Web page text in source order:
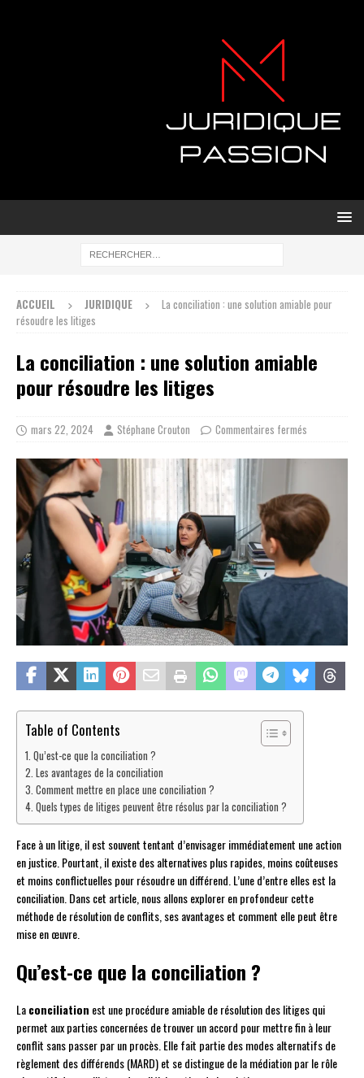
ACCUEIL JURIDIQUE
La conciliation : une solution amiable pour
résoudre les litiges
La conciliation : une solution amiable
pour résoudre les litiges
mars 22, 2024 Stéphane Crouton Commentaires fermés
Table of Contents
Qu’est-ce que la conciliation ?
Les avantages de la conciliation
Comment mettre en place une conciliation ?
Quels types de litiges peuvent être résolus par la conciliation ?
Face à un litige, il est souvent tentant d’envisager immédiatement une action
en justice. Pourtant, il existe des alternatives plus rapides, moins coûteuses
et moins conflictuelles pour résoudre un différend. L’une d’entre elles est la
conciliation. Dans cet article, nous allons explorer en profondeur cette
méthode de résolution de conflits, ses avantages et comment elle peut être
mise en œuvre.
Qu’est-ce que la conciliation ?
Laconciliation est une procédure amiable de résolution des litiges qui
permet aux parties concernées de trouver un accord pour mettre fin à leur
conflit sans passer par un procès. Elle fait partie des modes alternatifs de
règlement des différends (MARD) et se distingue de la médiation par le rôle